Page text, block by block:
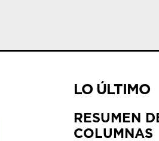
LO ÚLTIMO
RESUMEN
COLUMNAS